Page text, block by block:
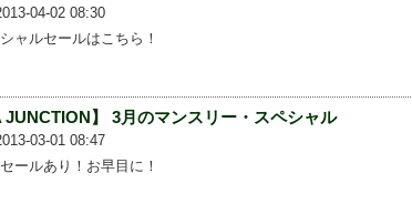
04-02 08:30
ャルセールはこちら！
JUNCTION】 3月のマンスリー・スペシャル
03-01 08:47
ールあり！お早目に！